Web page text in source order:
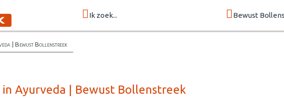
Ik zoek... Bewust
| Bewust Bollenstreek
Ayurveda | Bewust Bollenstreek